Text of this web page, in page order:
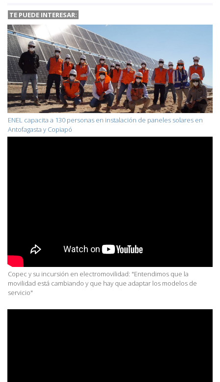
TE PUEDE INTERESAR:
ENEL capacita a 130 personas en instalación de paneles solares en
Antofagasta y Copiapó
Copec y su incursión en electromovilidad: "Entendimos que la
movilidad está cambiando y que hay que adaptar los modelos de
servicio"